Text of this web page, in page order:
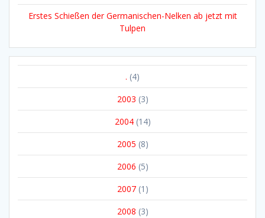
Erstes Schießen der Germanischen-Nelken ab jetzt mit
Tulpen
. (4)
2003 (3)
2004(14)
2005 (8)
2006 (5)
2007(1)
2008 (3)